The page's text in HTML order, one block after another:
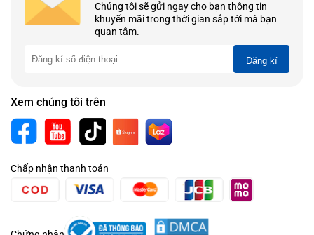
Chúng tôi sẽ gửi ngay cho bạn thông tin
khuyến mãi trong thời gian sắp tới mà bạn
quan tâm.
Đăng kí
Xem chúng tôi trên
Chấp nhận thanh toán